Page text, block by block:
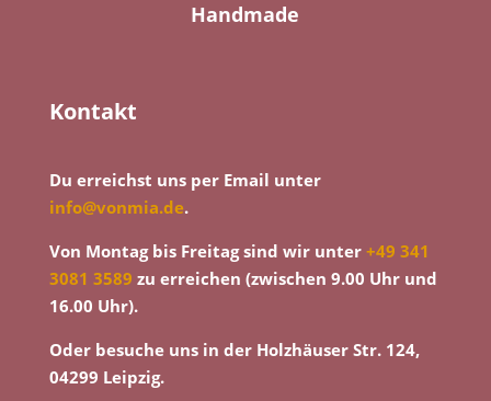
Handmade
Kontakt
Du erreichst uns per Email unter
info@vonmia.de.
Von Montag bis Freitag sind wir unter +49 341
3081 3589 zu erreichen (zwischen 9.00 Uhr und
16.00 Uhr).
Oder besuche uns in der Holzhäuser Str. 124,
04299 Leipzig.